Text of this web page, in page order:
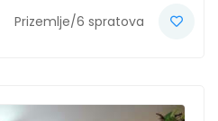
Prizemlje/6 spratova